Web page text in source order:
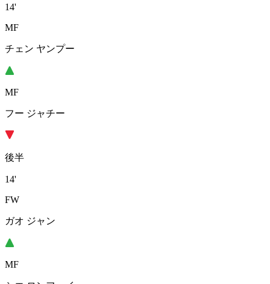
14'
MF
チェン ヤンプー
MF
フー ジャチー
後半
14'
FW
ガオ ジャン
MF